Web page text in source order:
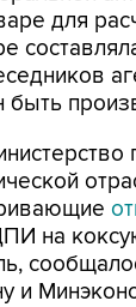
для
на
и